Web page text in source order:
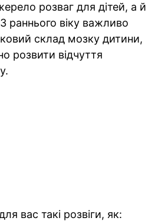
розваг для дітей, а й
раннього віку важливо
склад мозку дитини,
розвити відчуття
вас такі розвіги, як: